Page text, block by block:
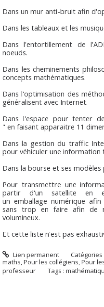
Dans un mur anti-bruit afin
Dans les tableaux et les
Dans l'entortillement de
noeuds.
Dans les cheminements
concepts mathématiques.
Dans l'optimisation des
généralisent avec Internet.
Dans l'espace pour tenter
" en faisant apparaitre 11
Dans la gestion du traffic
pour véhiculer une information
Dans la bourse et ses modèles
Pour transmettre une
partir d'un satellite en
un emballage numérique
sans trop en faire afin de
volumineux.
Et cette liste n'est pas
Lien permanent
maths,Pour les collégiens,Pour
professeur
Tags :